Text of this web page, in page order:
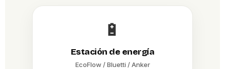
🔋
Estación de energía
EcoFlow / Bluetti / Anker